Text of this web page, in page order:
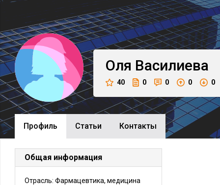
Оля Василиева
40 0 0 0 0
Профиль Cтатьи Контакты
Общая информация
Отрасль: Фармацевтика, медицина